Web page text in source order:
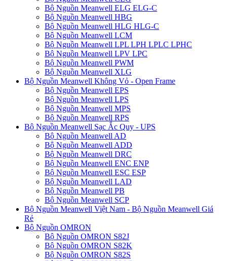
Bộ Nguồn Meanwell ELG ELG-C
Bộ Nguồn Meanwell HBG
Bộ Nguồn Meanwell HLG HLG-C
Bộ Nguồn Meanwell LCM
Bộ Nguồn Meanwell LPL LPH LPLC LPHC
Bộ Nguồn Meanwell LPV LPC
Bộ Nguồn Meanwell PWM
Bộ Nguồn Meanwell XLG
Bộ Nguồn Meanwell Không Vỏ - Open Frame
Bộ Nguồn Meanwell EPS
Bộ Nguồn Meanwell LPS
Bộ Nguồn Meanwell MPS
Bộ Nguồn Meanwell RPS
Bộ Nguồn Meanwell Sạc Ắc Quy - UPS
Bộ Nguồn Meanwell AD
Bộ Nguồn Meanwell ADD
Bộ Nguồn Meanwell DRC
Bộ Nguồn Meanwell ENC ENP
Bộ Nguồn Meanwell ESC ESP
Bộ Nguồn Meanwell LAD
Bộ Nguồn Meanwell PB
Bộ Nguồn Meanwell SCP
Bộ Nguồn Meanwell Việt Nam - Bộ Nguồn Meanwell Giá
Rẻ
Bộ Nguồn OMRON
Bộ Nguồn OMRON S82J
Bộ Nguồn OMRON S82K
Bộ Nguồn OMRON S82S